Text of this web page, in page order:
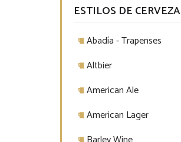
ESTILOS DE CERVEZA
Abadía - Trapenses
Altbier
American Ale
American Lager